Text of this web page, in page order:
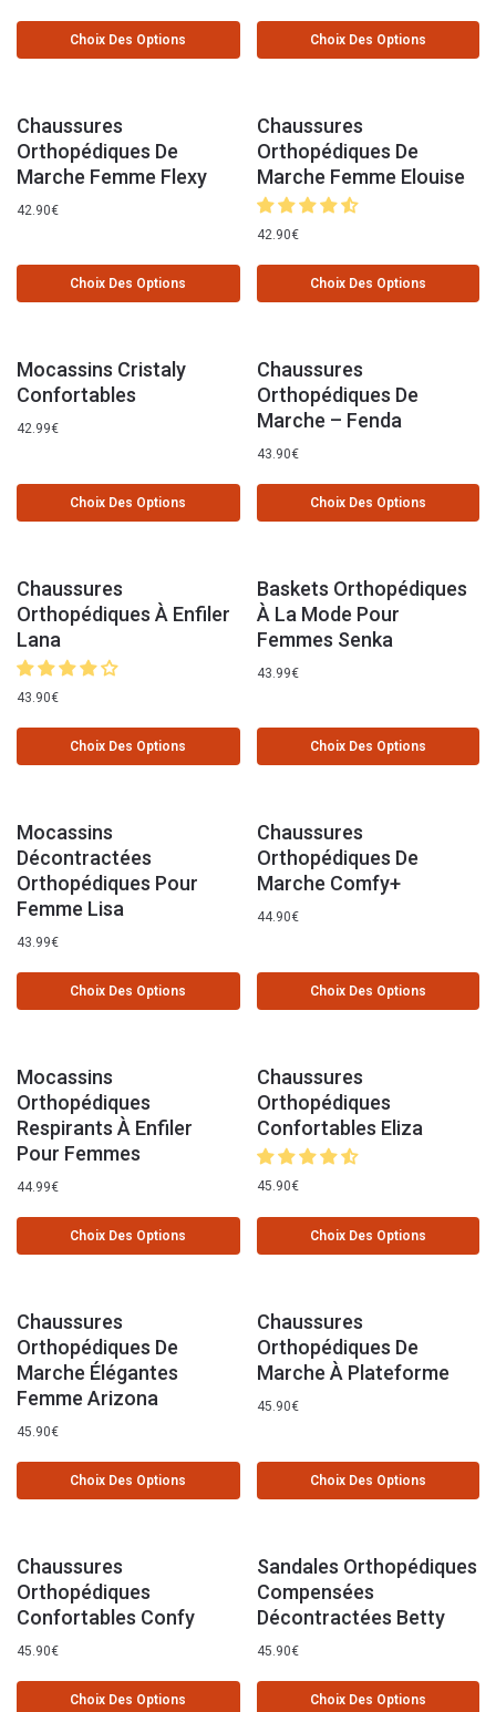
Choix Des Options Choix Des Options
Chaussures
Orthopédiques De
Marche Femme Flexy
42.90€
Choix Des Options
Chaussures
Orthopédiques De
Marche Femme Elouise
42.90€
Choix Des Options
Mocassins Cristaly
Confortables
42.99€
Choix Des Options
Chaussures
Orthopédiques De
Marche – Fenda
43.90€
Choix Des Options
Chaussures
Orthopédiques À Enfiler
Lana
43.90€
Choix Des Options
Baskets Orthopédiques
À La Mode Pour
Femmes Senka
43.99€
Choix Des Options
Mocassins
Décontractées
Orthopédiques Pour
Femme Lisa
43.99€
Choix Des Options
Chaussures
Orthopédiques De
Marche Comfy+
44.90€
Choix Des Options
Mocassins
Orthopédiques
Respirants À Enfiler
Pour Femmes
44.99€
Choix Des Options
Chaussures
Orthopédiques
Confortables Eliza
45.90€
Choix Des Options
Chaussures
Orthopédiques De
Marche Élégantes
Femme Arizona
45.90€
Choix Des Options
Chaussures
Orthopédiques De
Marche À Plateforme
45.90€
Choix Des Options
Chaussures
Orthopédiques
Confortables Confy
45.90€
Choix Des Options
Sandales Orthopédiques
Compensées
Décontractées Betty
45.90€
Choix Des Options